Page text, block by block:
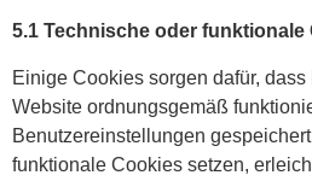
5.1 Technische oder funktionale
Einige Cookies sorgen dafür,
Website ordnungsgemäß
Benutzereinstellungen
funktionale Cookies setzen,